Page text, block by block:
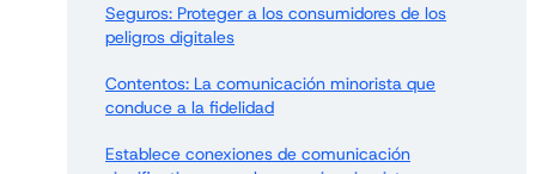
Seguros: Proteger a los consumidores de los
peligros digitales
Contentos: La comunicación minorista que
conduce a la fidelidad
Establece conexiones de comunicación